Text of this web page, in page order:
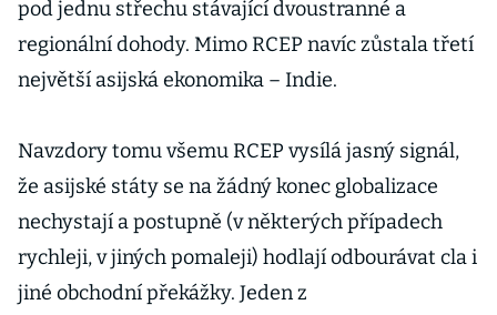
pod jednu střechu stávající dvoustranné a
regionální dohody. Mimo RCEP navíc zůstala třetí
největší asijská ekonomika – Indie.
Navzdory tomu všemu RCEP vysílá jasný signál,
že asijské státy se na žádný konec globalizace
nechystají a postupně (v některých případech
rychleji, v jiných pomaleji) hodlají odbourávat cla i
jiné obchodní překážky. Jeden z